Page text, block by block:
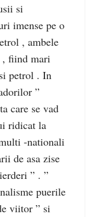
si
imense pe o
, ambele
, fiind mari
petrol . In
”
care se vad
ridicat la
-nationali
de asa zise
” . ”
puerile
viitor ” si